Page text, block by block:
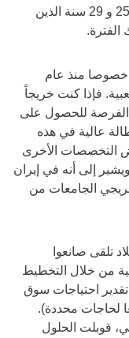
نسبة المصريين الذين تتراوح أعمارهم بين 25 و 29 سنة الذين
خصوصا منذ عام
فإذا كنت خريجاً
الفرصة للحصول على
عالية في هذه
التخصصات الأخرى
إلى أنه في إيران
بين خريجي الجامعات من
تلقى صانعوا
من خلال التخطيط
احتياجات سوق
لحاجات محددة).
قوبلت الحلول